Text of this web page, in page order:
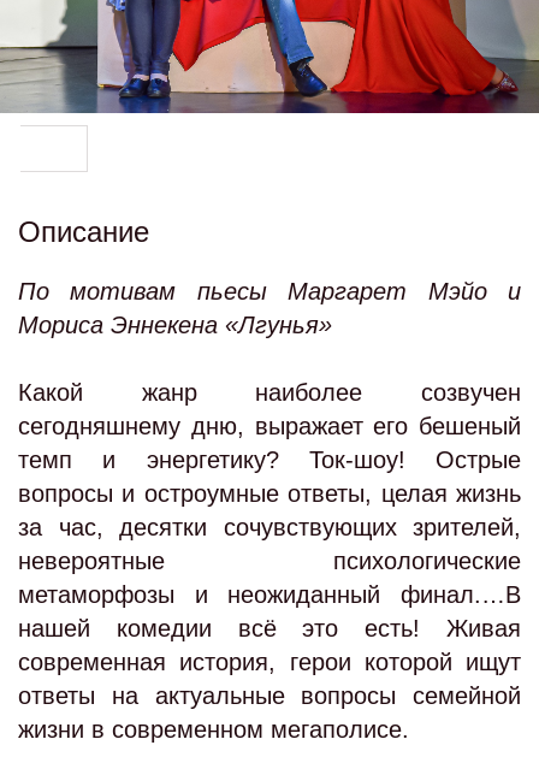
Описание
По мотивам пьесы Маргарет Мэйо и
Мориса Эннекена «Лгунья»
Какой жанр наиболее созвучен
сегодняшнему дню, выражает его бешеный
темп и энергетику? Ток-шоу! Острые
вопросы и остроумные ответы, целая жизнь
за час, десятки сочувствующих зрителей,
невероятные психологические
метаморфозы и неожиданный финал.…В
нашей комедии всё это есть! Живая
современная история, герои которой ищут
ответы на актуальные вопросы семейной
жизни в современном мегаполисе.